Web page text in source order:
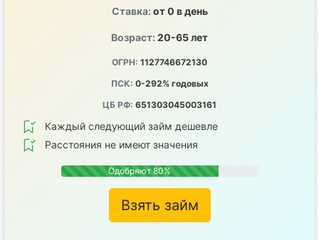
Ставка: от 0 в день
Возраст: 20-65 лет
ОГРН: 1127746672130
ПСК: 0-292% годовых
ЦБ РФ: 651303045003161
Каждый следующий займ дешевле
Расстояния не имеют значения
Одобряют 80%
Взять займ